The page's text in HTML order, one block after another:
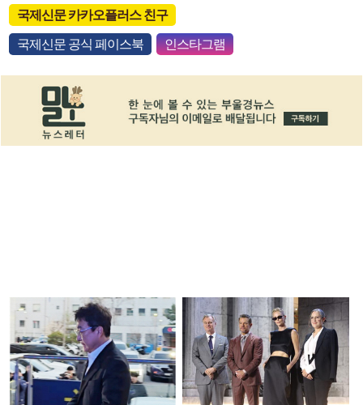
국제신문 카카오플러스 친구
국제신문 공식 페이스북 인스타그램